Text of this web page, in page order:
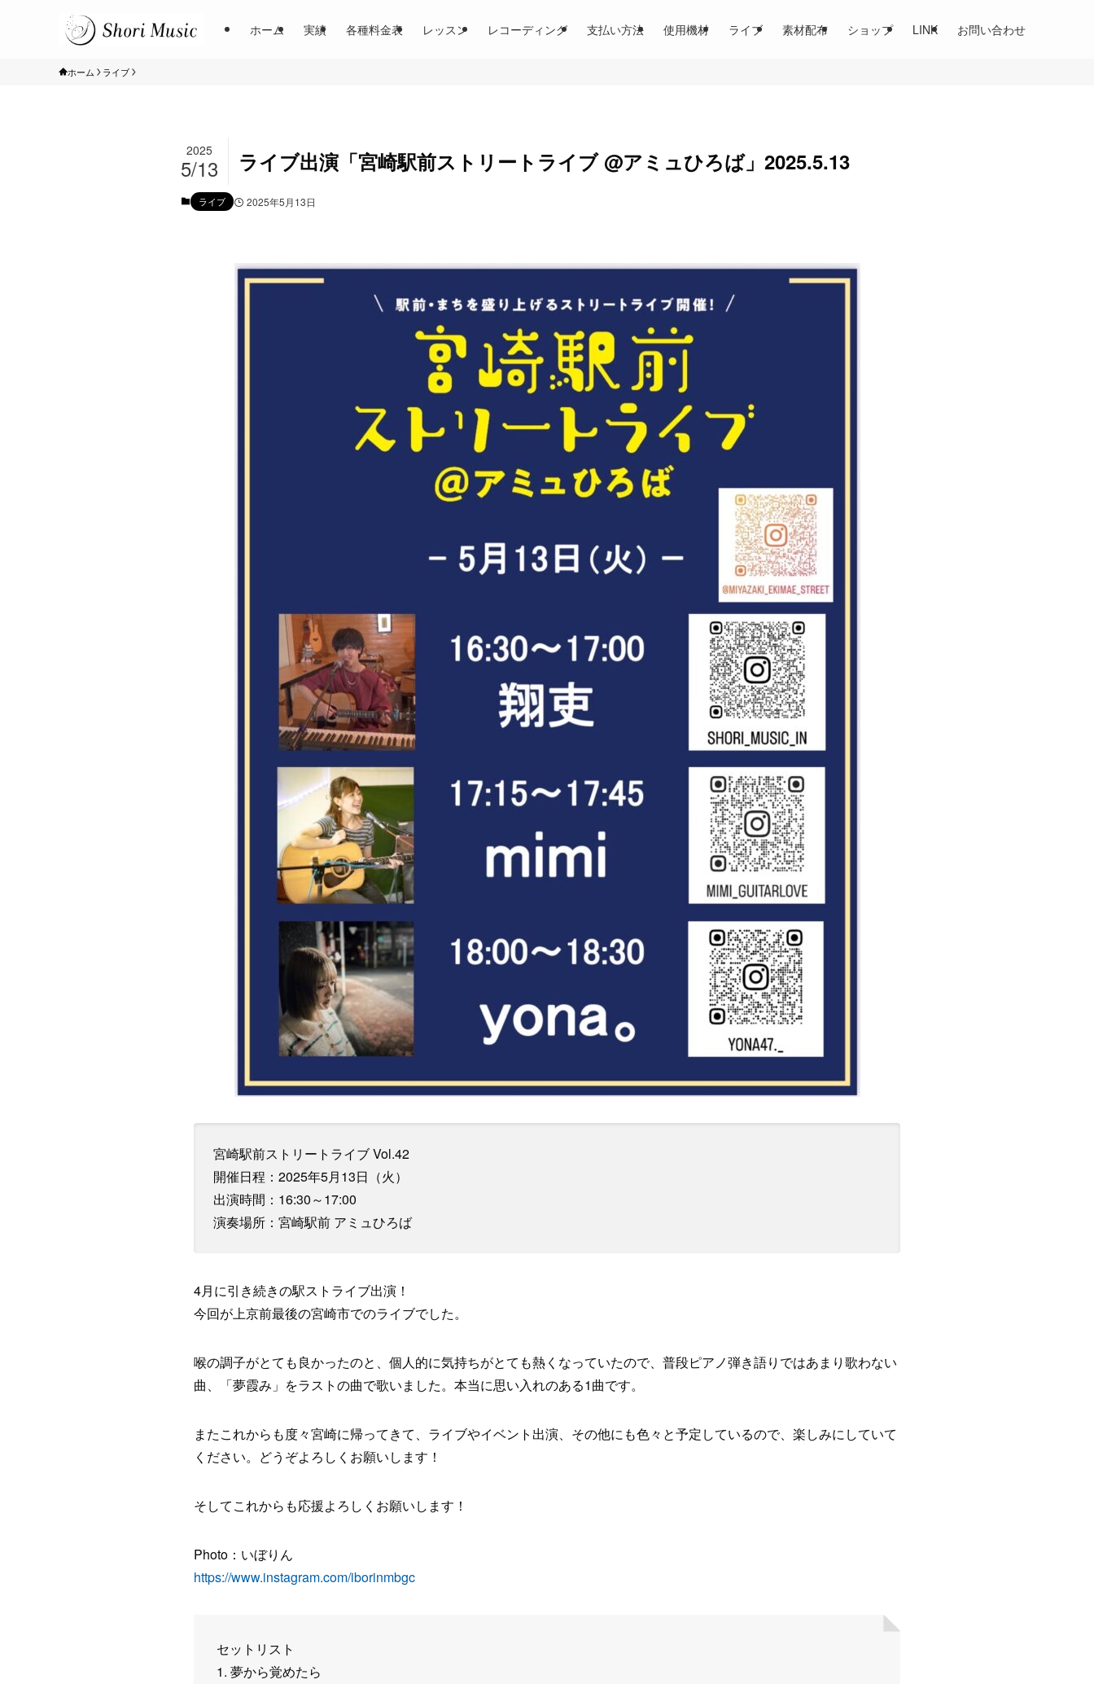
ホーム 実績 各種料金表 レッスン レコーディング 支払い方法 使用機材 ライブ 素材配布 ショップ LINK お問い合わせ
ホーム ライブ
ライブ出演「宮崎駅前ストリートライブ @アミュひろば」2025.5.13
2025
5/13
ライブ 2025年5月13日
宮崎駅前ストリートライブ Vol.42
開催日程：2025年5月13日（火）
出演時間：16:30～17:00
演奏場所：宮崎駅前 アミュひろば
4月に引き続きの駅ストライブ出演！
今回が上京前最後の宮崎市でのライブでした。
喉の調子がとても良かったのと、個人的に気持ちがとても熱くなっていたので、普段ピアノ弾き語りではあまり歌わない
曲、「夢霞み」をラストの曲で歌いました。本当に思い入れのある1曲です。
またこれからも度々宮崎に帰ってきて、ライブやイベント出演、その他にも色々と予定しているので、楽しみにしていて
ください。どうぞよろしくお願いします！
そしてこれからも応援よろしくお願いします！
Photo：いぼりん
https://www.instagram.com/iborinmbgc
セットリスト
1. 夢から覚めたら